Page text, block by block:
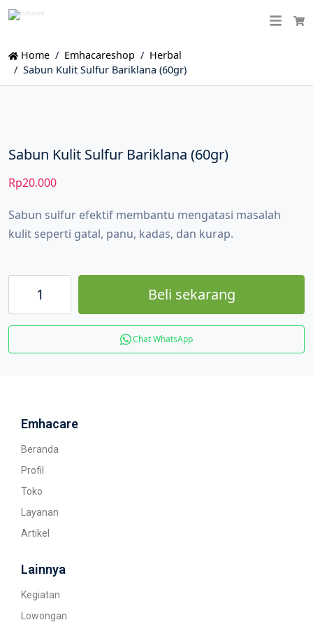
Home Emhacareshop
Herbal
Sabun Kulit Sulfur Bariklana (60gr)
Sabun Kulit Sulfur Bariklana (60gr)
Rp20.000
Sabun sulfur efektif membantu mengatasi masalah
kulit seperti gatal, panu, kadas, dan kurap.
Beli sekarang
Chat WhatsApp
Emhacare
Beranda
Profil
Toko
Layanan
Artikel
Lainnya
Kegiatan
Lowongan